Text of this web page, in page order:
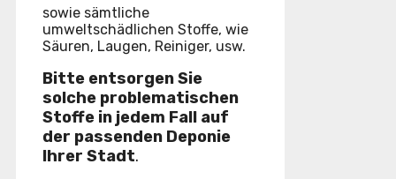
sowie sämtliche
umweltschädlichen Stoffe, wie
Säuren, Laugen, Reiniger, usw.
Bitte entsorgen Sie
solche problematischen
Stoffe in jedem Fall auf
der passenden Deponie
Ihrer Stadt.